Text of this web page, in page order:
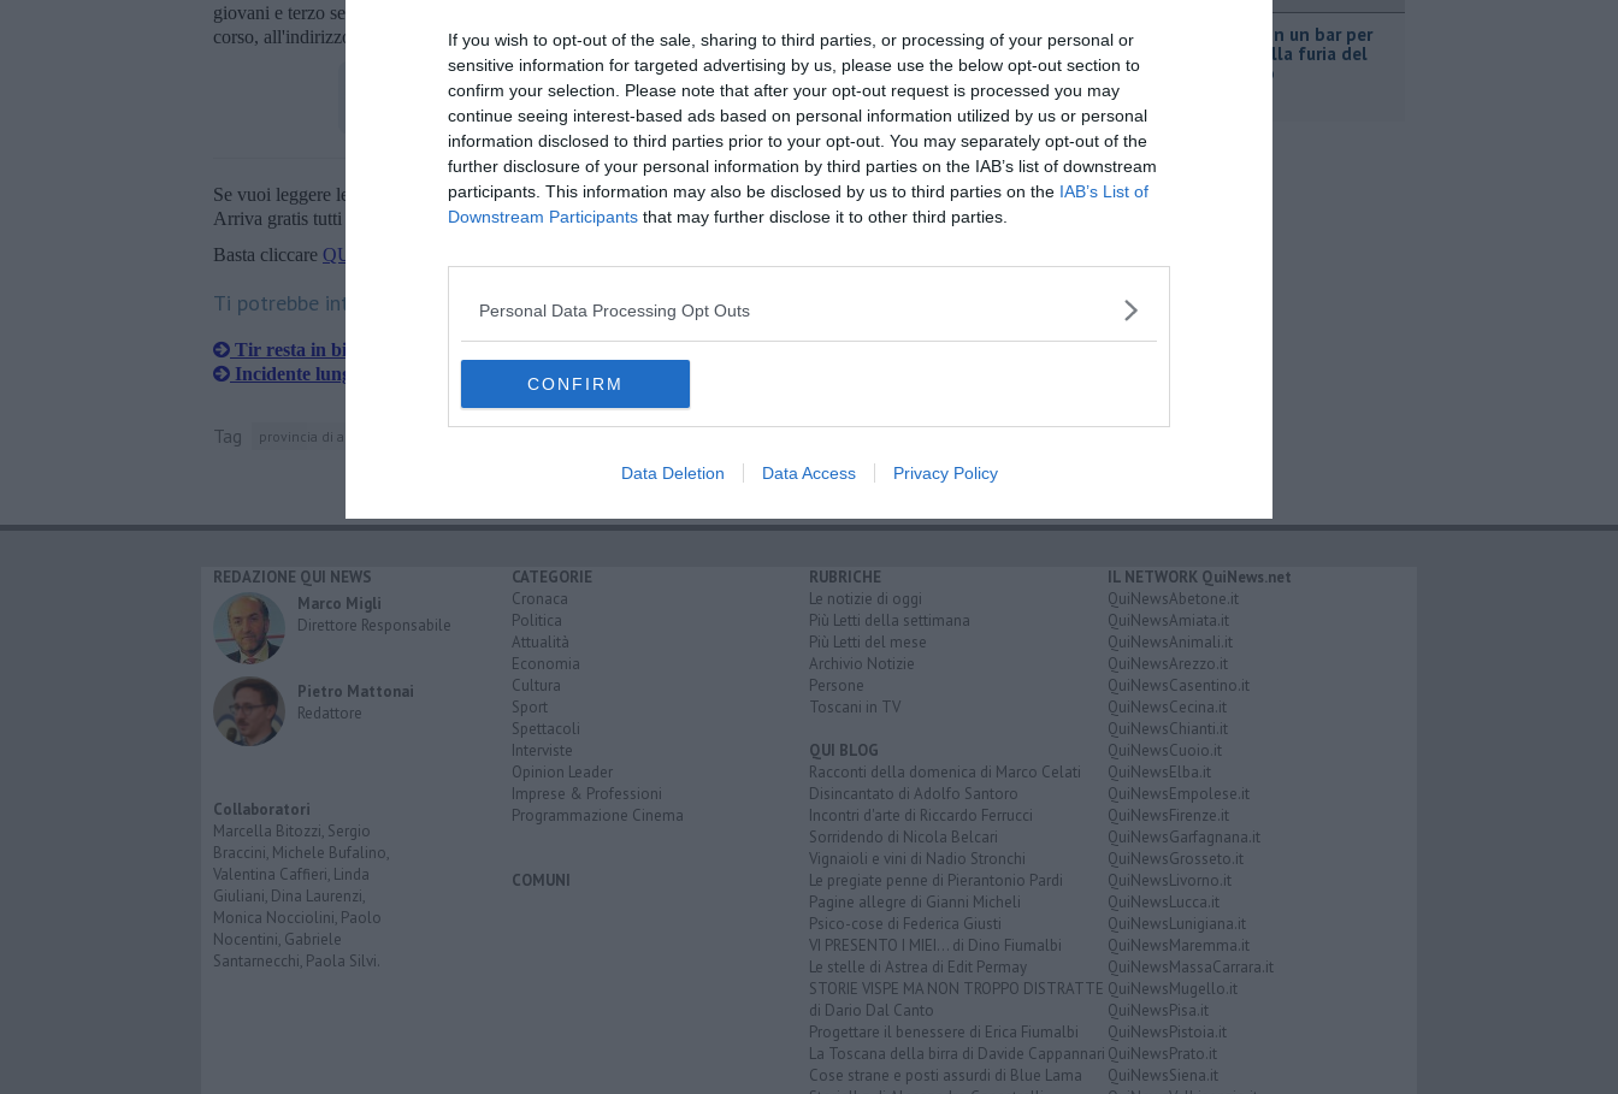
If you wish to opt-out of the sale, sharing to third parties, or processing of your personal or
sensitive information for targeted advertising by us, please use the below opt-out section to
confirm your selection. Please note that after your opt-out request is processed you may
continue seeing interest-based ads based on personal information utilized by us or personal
information disclosed to third parties prior to your opt-out. You may separately opt-out of the
further disclosure of your personal information by third parties on the IAB’s list of downstream
participants. This information may also be disclosed by us to third parties on the IAB’s List of
Downstream Participants that may further disclose it to other third parties.
Personal Data Processing Opt Outs
CONFIRM
Data Deletion Data Access Privacy Policy
giovani e terzo settore all'indirizzo
corso, all'indirizzo
saverio.battente@unisi.it
Se vuoi leggere le notizie principali della Toscana iscriviti allaNewsletter QUInews - ToscanaMedia.
Arriva gratis tutti i giorni alle 20:00 direttamente nella tua casella di posta.
Basta cliccare QUI
Ti potrebbe interessare anche:
Tir resta in bilico nella scarpata
Incidente lungo la SS73, 6 persone rimaste ferite
Tag provincia di arezzo
Nascosta in un bar per
sfuggire alla furia del
compagno
REDAZIONE QUI NEWS
Marco Migli
Direttore Responsabile
Pietro Mattonai
Redattore
Collaboratori
Marcella Bitozzi, Sergio
Braccini, Michele Bufalino,
Valentina Caffieri, Linda
Giuliani, Dina Laurenzi,
Monica Nocciolini, Paolo
Nocentini, Gabriele
Santarnecchi, Paola Silvi.
CATEGORIE
Cronaca
Politica
Attualità
Economia
Cultura
Sport
Spettacoli
Interviste
Opinion Leader
Imprese & Professioni
Programmazione Cinema
COMUNI
RUBRICHE
Le notizie di oggi
Più Letti della settimana
Più Letti del mese
Archivio Notizie
Persone
Toscani in TV
QUI BLOG
Racconti della domenica di Marco Celati
Disincantato di Adolfo Santoro
Incontri d'arte di Riccardo Ferrucci
Sorridendo di Nicola Belcari
Vignaioli e vini di Nadio Stronchi
Le pregiate penne di Pierantonio Pardi
Pagine allegre di Gianni Micheli
Psico-cose di Federica Giusti
VI PRESENTO I MIEI... di Dino Fiumalbi
Le stelle di Astrea di Edit Permay
STORIE VISPE MA NON TROPPO DISTRATTE
di Dario Dal Canto
Progettare il benessere di Erica Fiumalbi
La Toscana della birra di Davide Cappannari
Cose strane e posti assurdi di Blue Lama
IL NETWORK QuiNews.net
QuiNewsAbetone.it
QuiNewsAmiata.it
QuiNewsAnimali.it
QuiNewsArezzo.it
QuiNewsCasentino.it
QuiNewsCecina.it
QuiNewsChianti.it
QuiNewsCuoio.it
QuiNewsElba.it
QuiNewsEmpolese.it
QuiNewsFirenze.it
QuiNewsGarfagnana.it
QuiNewsGrosseto.it
QuiNewsLivorno.it
QuiNewsLucca.it
QuiNewsLunigiana.it
QuiNewsMaremma.it
QuiNewsMassaCarrara.it
QuiNewsMugello.it
QuiNewsPisa.it
QuiNewsPistoia.it
QuiNewsPrato.it
QuiNewsSiena.it